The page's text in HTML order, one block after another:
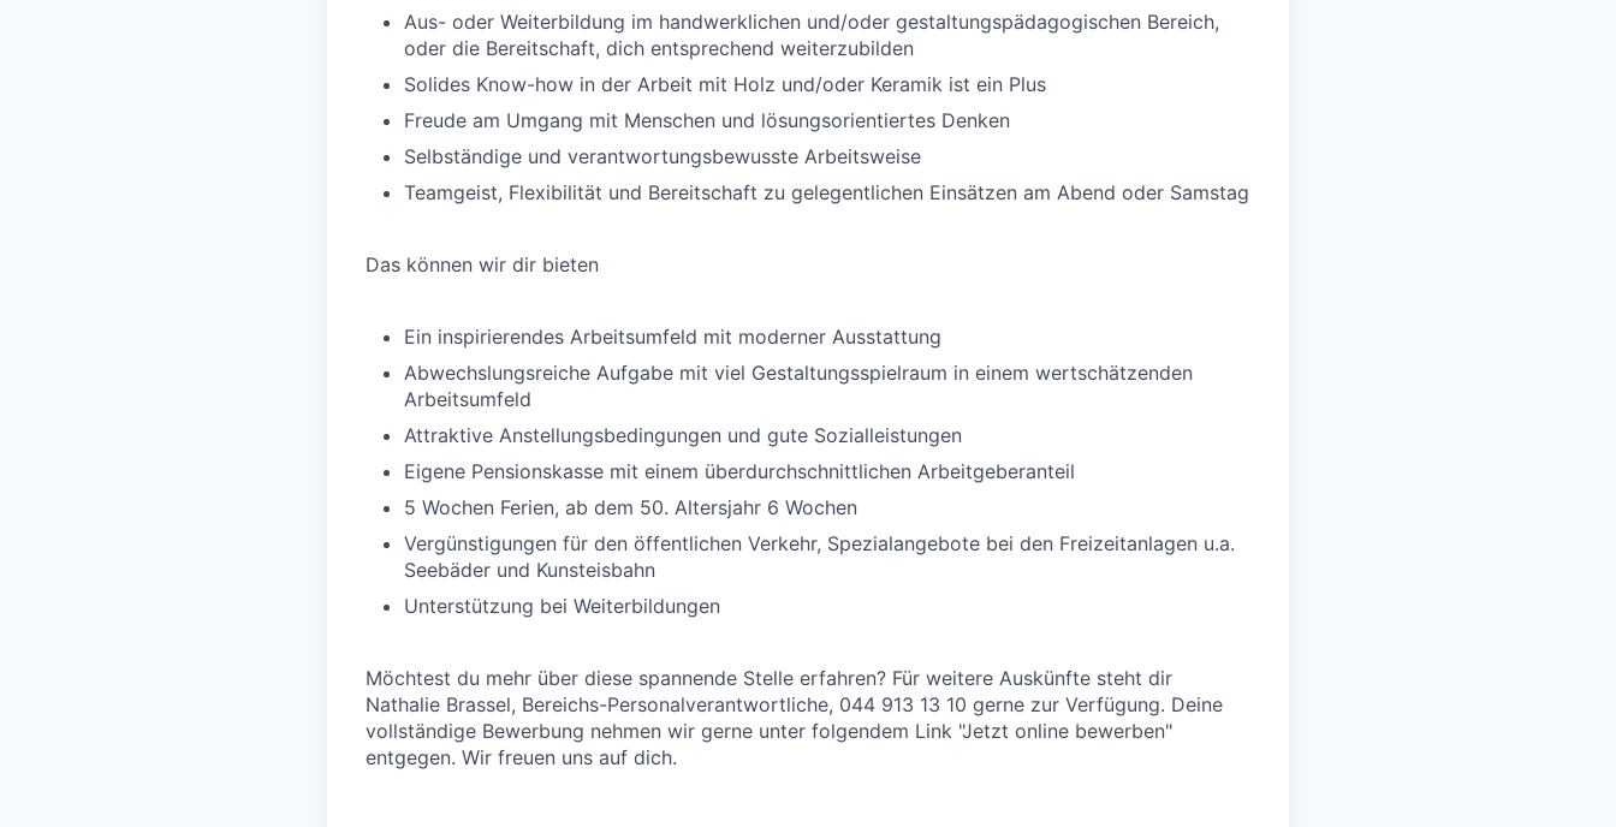
Aus- oder Weiterbildung im handwerklichen und/oder gestaltungspädagogischen Bereich,
oder die Bereitschaft, dich entsprechend weiterzubilden
Solides Know-how in der Arbeit mit Holz und/oder Keramik ist ein Plus
Freude am Umgang mit Menschen und lösungsorientiertes Denken
Selbständige und verantwortungsbewusste Arbeitsweise
Teamgeist, Flexibilität und Bereitschaft zu gelegentlichen Einsätzen am Abend oder Samstag
Das können wir dir bieten
Ein inspirierendes Arbeitsumfeld mit moderner Ausstattung
Abwechslungsreiche Aufgabe mit viel Gestaltungsspielraum in einem wertschätzenden
Arbeitsumfeld
Attraktive Anstellungsbedingungen und gute Sozialleistungen
Eigene Pensionskasse mit einem überdurchschnittlichen Arbeitgeberanteil
5 Wochen Ferien, ab dem 50. Altersjahr 6 Wochen
Vergünstigungen für den öffentlichen Verkehr, Spezialangebote bei den Freizeitanlagen u.a.
Seebäder und Kunsteisbahn
Unterstützung bei Weiterbildungen
Möchtest du mehr über diese spannende Stelle erfahren? Für weitere Auskünfte steht dir
Nathalie Brassel, Bereichs-Personalverantwortliche, 044 913 13 10 gerne zur Verfügung. Deine
vollständige Bewerbung nehmen wir gerne unter folgendem Link "Jetzt online bewerben"
entgegen. Wir freuen uns auf dich.